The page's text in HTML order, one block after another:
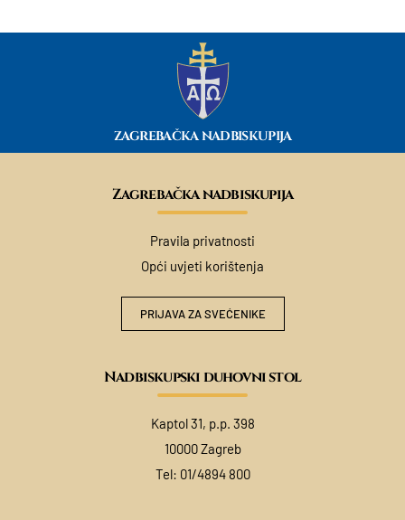
ZAGREBAČKA NADBISKUPIJA
Zagrebačka nadbiskupija
Pravila privatnosti
Opći uvjeti korištenja
PRIJAVA ZA SVEĆENIKE
Nadbiskupski duhovni stol
Kaptol 31, p.p. 398
10000 Zagreb
Tel: 01/4894 800